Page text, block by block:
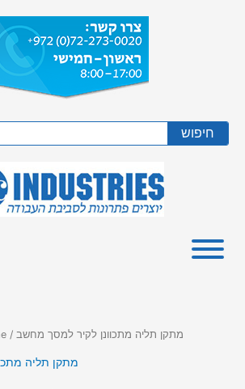
חיפוש
/ Product Name / מתקן תליה מתכוונן לקיר למסך מחשב
מתקן תליה